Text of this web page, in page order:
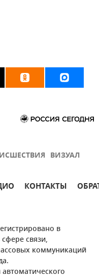
ВИЗУАЛ
КОНТАКТЫ
в
связи,
коммуникаций